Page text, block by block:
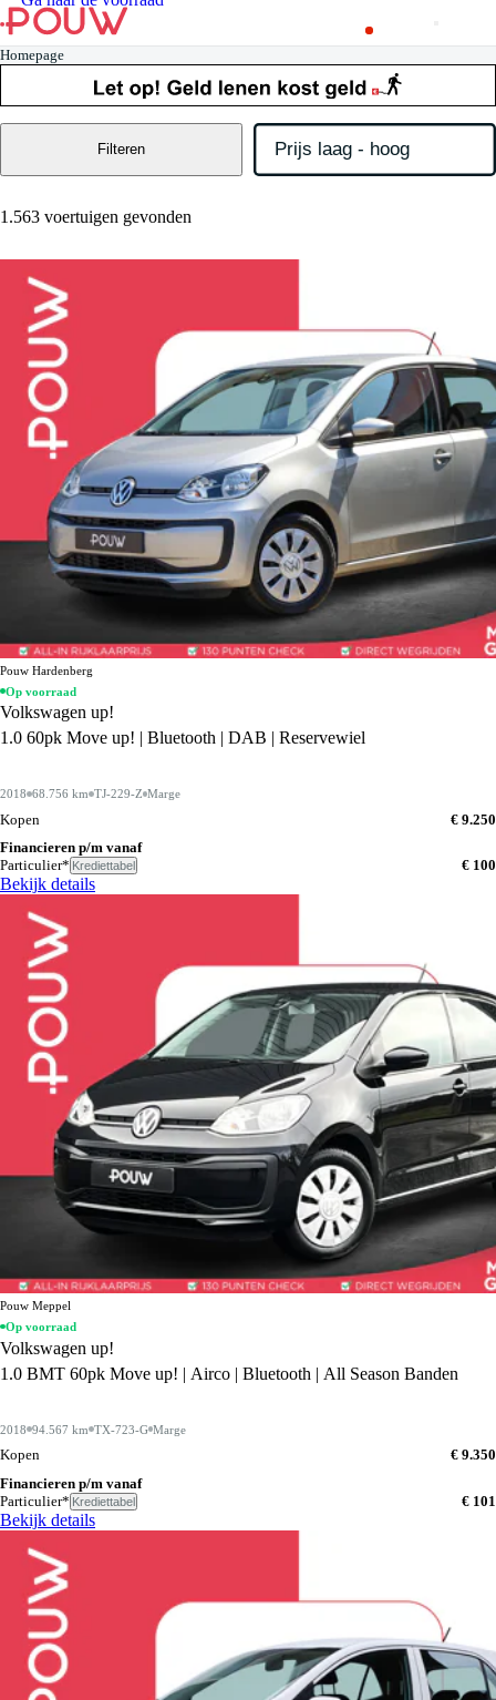
Homepage
1.563 voertuigen gevonden
Filteren
Pouw Hardenberg
Op voorraad
Volkswagen up!
1.0 60pk Move up! | Bluetooth | DAB | Reservewiel
2018 68.756 km TJ-229-Z Marge
Kopen
€ 9.250
Financieren p/m vanaf
Particulier* Krediettabel € 100
Bekijk details
Pouw Meppel
Op voorraad
Volkswagen up!
1.0 BMT 60pk Move up! | Airco | Bluetooth | All Season Banden
2018 94.567 km TX-723-G Marge
Kopen
€ 9.350
Financieren p/m vanaf
Particulier* Krediettabel € 101
Bekijk details